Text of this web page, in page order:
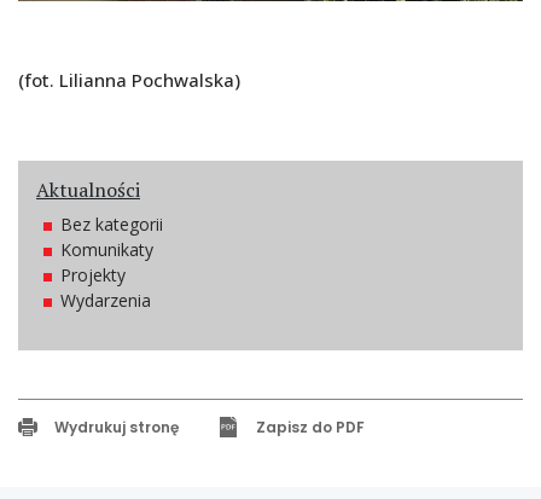
(fot. Lilianna Pochwalska)
Aktualności
Bez kategorii
Komunikaty
Projekty
Wydarzenia
Wydrukuj stronę Zapisz do PDF